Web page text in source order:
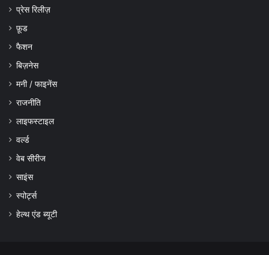
प्रेस रिलीज़
फ़ूड
फैशन
बिज़नेस
मनी / फाइनेंस
राजनीति
लाइफस्टाइल
वर्ल्ड
वेब सीरीज
साइंस
स्पोर्ट्स
हेल्थ एंड ब्यूटी